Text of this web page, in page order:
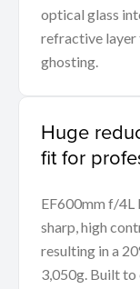
optical glass
refractive layer
ghosting.
Huge
fit for
EF600mm f/4L
sharp, high
resulting in a
3,050g. Built to